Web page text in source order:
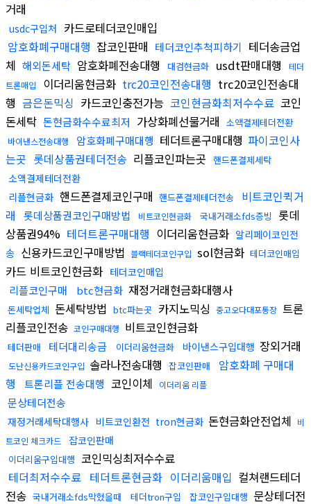
거래
usdc구입처 카드로테더코인매입
암호화폐구매대행 잡코인판매 테더코인추척피하기 테더송금업
체 해외돈세탁 암호화폐전송대행 대검현금화 usdt판매대행
테더
트론매입
이더리움현금화 trc20코인전송대행 trc20코인전송대
행 금은돈믹싱 카드코인충전가능 코인현금화최저수수료 코인
돈세탁 돈현금화수수료최저 가상화폐선물거래 소액결제테더전환
바이낸스전송대행 암호화폐구매대행 테더트론구매대행 파이코인사
는곳 롯데상품권테더전송 리플코인파는곳 핸드폰결제세탁
소액결제테더전환
리플현금화 핸드폰결제코인구매 핸드폰결제테더전송
비트코인퀵거
래
롯데상품권코인구매방법 비트코인현금화 국내거래소fds증빙
롯데
상품권94% 테더트론구매대행 이더리움현금화 알리페이코인전
송 신용카드코인구매방법 블랙테더코인구입 sol현금화 테더코인매입
카드 비트코인현금화 테더코인매입
리플코인구매 btc현금화 재정거래현금화대행사
돈세탁업체 돈세탁방법 btc파는곳 카지노믹싱 중고오다대포통장 트론
리플코인전송 코인구매대행 비트코인현금화
테더판매 테더대리송금 이더리움현금화 바이낸스구입대행 장외거래
도난신용카드코인구입 솔라나전송대행 잡코인판매
암호화폐 구매대
행
트론리플 전송대행 코인이체 이더리움 리플
문상테더전송
재정거래세탁대행사 비트코인환전 tron현금화 돈현금화안전업체 비
트코인 체크카드
잡코인판매
이더리움구입대행 코인믹싱최저수수료
테더최저수수료 테더트론현금화 이더리움매입 컬쳐랜드테더
전송 국내거래소fds막혔을때 테더tron구입 잡코인구입대행 문상테더전